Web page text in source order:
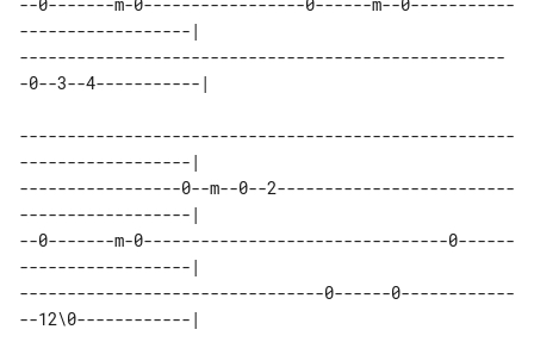
---------------------------------------------------
-0--3--4-----------|
----------------------------------------------------
------------------|
-----------------0--m--0--2-------------------------
------------------|
--0-------m-0--------------------------------0------
------------------|
--------------------------------0------0------------
--12\0------------|